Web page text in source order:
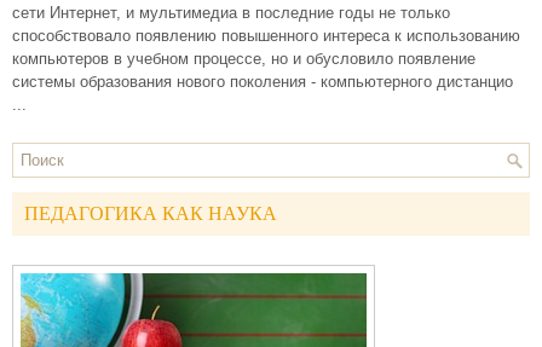
сети Интернет, и мультимедиа в последние годы не только
способствовало появлению повышенного интереса к использованию
компьютеров в учебном процессе, но и обусловило появление
системы образования нового поколения - компьютерного дистанцио
...
ПЕДАГОГИКА КАК НАУКА